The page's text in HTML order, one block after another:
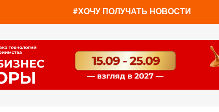
#ХОЧУ ПОЛУЧАТЬ НОВОСТИ